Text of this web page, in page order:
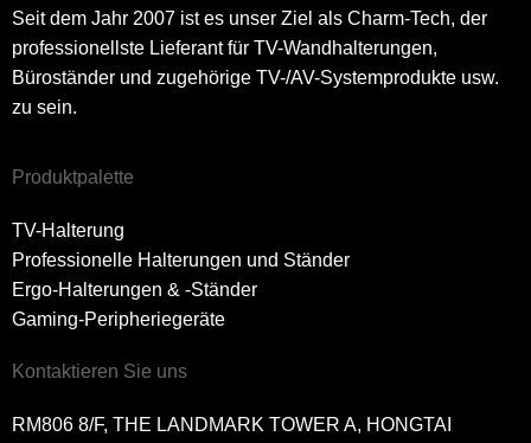
Seit dem Jahr 2007 ist es unser Ziel als Charm-Tech, der
professionellste Lieferant für TV-Wandhalterungen,
Büroständer und zugehörige TV-/AV-Systemprodukte usw.
zu sein.
Produktpalette
TV-Halterung
Professionelle Halterungen und Ständer
Ergo-Halterungen & -Ständer
Gaming-Peripheriegeräte
Kontaktieren Sie uns
RM806 8/F, THE LANDMARK TOWER A, HONGTAI